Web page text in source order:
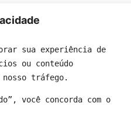
sua experiência de
ou conteúdo
tráfego.
você concorda com o